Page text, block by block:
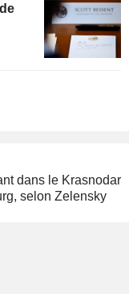
dans le Krasnodar
selon Zelensky